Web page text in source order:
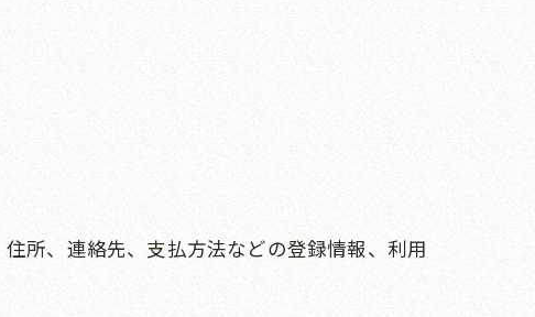
所、連絡先、支払方法などの登録情報、利用